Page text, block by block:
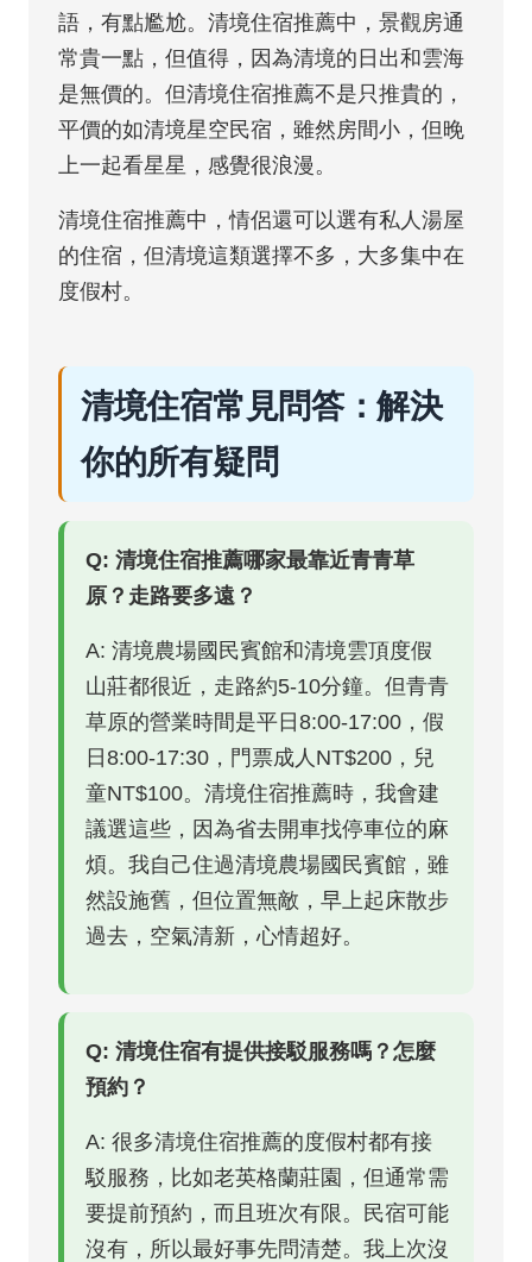
語，有點尷尬。清境住宿推薦中，景觀房通
常貴一點，但值得，因為清境的日出和雲海
是無價的。但清境住宿推薦不是只推貴的，
平價的如清境星空民宿，雖然房間小，但晚
上一起看星星，感覺很浪漫。
清境住宿推薦中，情侶還可以選有私人湯屋
的住宿，但清境這類選擇不多，大多集中在
度假村。
清境住宿常見問答：解決
你的所有疑問
Q: 清境住宿推薦哪家最靠近青青草
原？走路要多遠？
A: 清境農場國民賓館和清境雲頂度假
山莊都很近，走路約5-10分鐘。但青青
草原的營業時間是平日8:00-17:00，假
日8:00-17:30，門票成人NT$200，兒
童NT$100。清境住宿推薦時，我會建
議選這些，因為省去開車找停車位的麻
煩。我自己住過清境農場國民賓館，雖
然設施舊，但位置無敵，早上起床散步
過去，空氣清新，心情超好。
Q: 清境住宿有提供接駁服務嗎？怎麼
預約？
A: 很多清境住宿推薦的度假村都有接
駁服務，比如老英格蘭莊園，但通常需
要提前預約，而且班次有限。民宿可能
沒有，所以最好事先問清楚。我上次沒